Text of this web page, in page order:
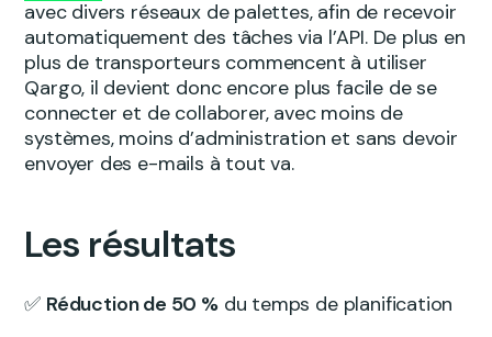
avec divers réseaux de palettes, afin de recevoir
automatiquement des tâches via l’API. De plus en
plus de transporteurs commencent à utiliser
Qargo, il devient donc encore plus facile de se
connecter et de collaborer, avec moins de
systèmes, moins d’administration et sans devoir
envoyer des e-mails à tout va.
Les résultats
✅ Réduction de 50 %du temps de planification